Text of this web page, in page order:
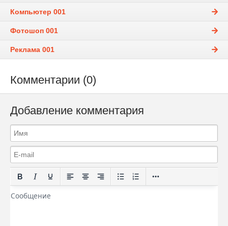
Компьютер 001
Фотошоп 001
Реклама 001
Комментарии (0)
Добавление комментария